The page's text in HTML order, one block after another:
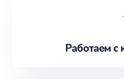
Работаем с